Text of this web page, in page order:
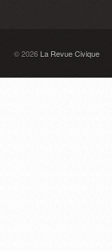
© 2026 La Revue Civique